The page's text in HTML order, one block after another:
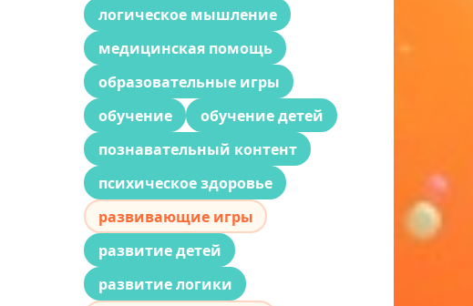
логическое мышление
медицинская помощь
образовательные игры
обучение
обучение детей
познавательный контент
психическое здоровье
развивающие игры
развитие детей
развитие логики